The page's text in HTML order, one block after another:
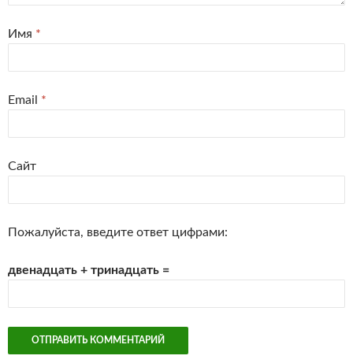
Имя *
Email *
Сайт
Пожалуйста, введите ответ цифрами:
двенадцать + тринадцать =